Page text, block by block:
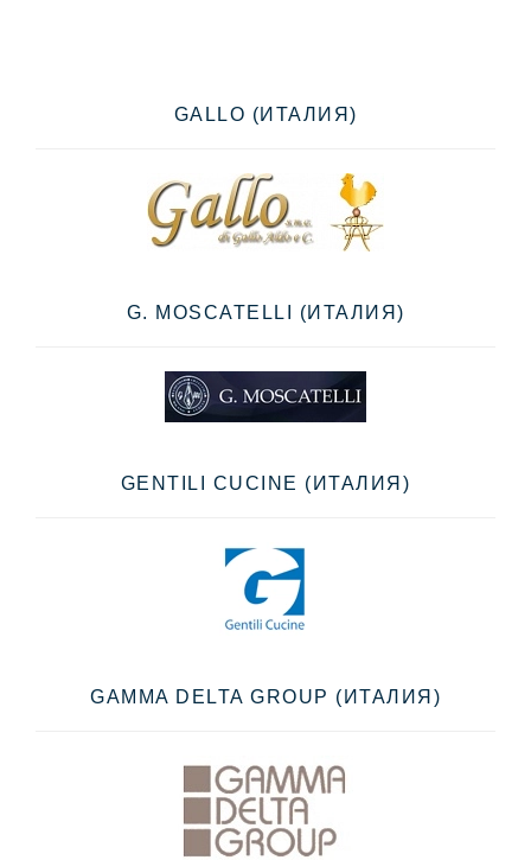
GALLO (ИТАЛИЯ)
G. MOSCATELLI (ИТАЛИЯ)
GENTILI CUCINE (ИТАЛИЯ)
GAMMA DELTA GROUP (ИТАЛИЯ)